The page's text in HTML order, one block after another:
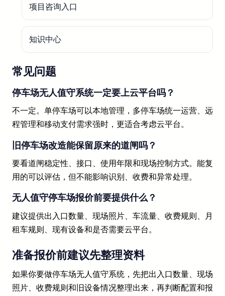
项目咨询入口
知识中心
常见问题
停车场无人值守系统一定要上云平台吗？
不一定。单停车场可以本地管理，多停车场统一运营、远
程管理和移动支付需求强时，更适合考虑云平台。
旧停车场改造能保留原来的道闸吗？
要看道闸稳定性、接口、使用年限和现场控制方式。能复
用的可以评估，但不能影响识别、收费和异常处理。
无人值守停车场报价前要提供什么？
建议提供出入口数量、现场照片、车流量、收费规则、月
租车规则、现有设备和是否需要云平台。
准备报价前建议先整理资料
如果你要做停车场无人值守系统，先把出入口数量、现场
照片、收费规则和旧设备情况整理出来，再判断配置和报